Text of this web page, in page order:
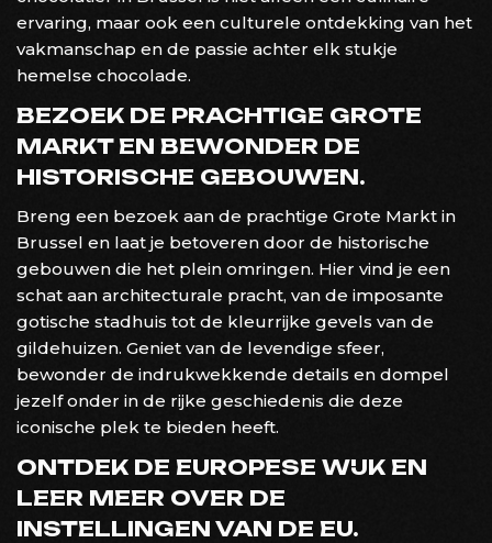
ervaring, maar ook een culturele ontdekking van het
vakmanschap en de passie achter elk stukje
hemelse chocolade.
BEZOEK DE PRACHTIGE GROTE
MARKT EN BEWONDER DE
HISTORISCHE GEBOUWEN.
Breng een bezoek aan de prachtige Grote Markt in
Brussel en laat je betoveren door de historische
gebouwen die het plein omringen. Hier vind je een
schat aan architecturale pracht, van de imposante
gotische stadhuis tot de kleurrijke gevels van de
gildehuizen. Geniet van de levendige sfeer,
bewonder de indrukwekkende details en dompel
jezelf onder in de rijke geschiedenis die deze
iconische plek te bieden heeft.
ONTDEK DE EUROPESE WIJK EN
LEER MEER OVER DE
INSTELLINGEN VAN DE EU.